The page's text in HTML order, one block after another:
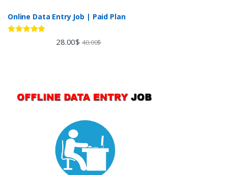
Online Data Entry Job | Paid Plan
28.00$ 40.00$